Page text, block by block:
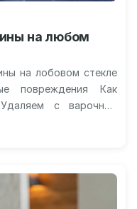
на любом
на лобовом стекле
повреждения Как
с варочных